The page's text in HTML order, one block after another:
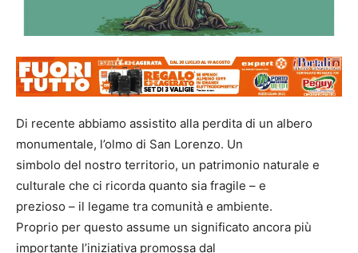
Di recente abbiamo assistito alla perdita di un albero
monumentale, l’olmo di San Lorenzo. Un
simbolo del nostro territorio, un patrimonio naturale e
culturale che ci ricorda quanto sia fragile – e
prezioso – il legame tra comunità e ambiente.
Proprio per questo assume un significato ancora più
importante l’iniziativa promossa dal